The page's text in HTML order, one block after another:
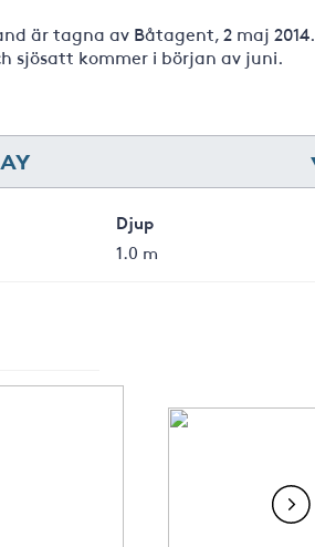
är tagna av Båtagent, 2 maj 2014.
sjösatt kommer i början av juni.
Djup
1.0 m